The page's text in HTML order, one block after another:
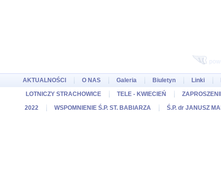
AKTUALNOŚCI O NAS Galeria Biuletyn Linki
LOTNICZY STRACHOWICE
TELE - KWIECIEŃ
2022
WSPOMNIENIE Ś.P. ST. BABIARZA Ś.P. dr JANUSZ